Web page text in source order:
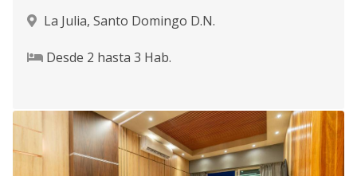
La Julia, Santo Domingo D.N.
Desde 2 hasta 3 Hab.